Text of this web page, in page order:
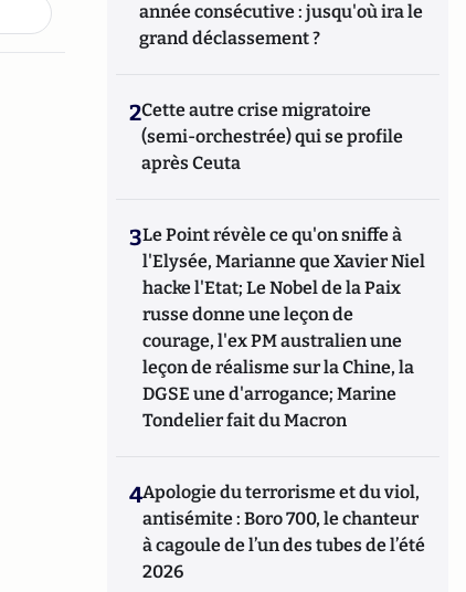
année consécutive : jusqu'où ira le
grand déclassement ?
2Cette autre crise migratoire
(semi-orchestrée) qui se profile
après Ceuta
3Le Point révèle ce qu'on sniffe à
l'Elysée, Marianne que Xavier Niel
hacke l'Etat; Le Nobel de la Paix
russe donne une leçon de
courage, l'ex PM australien une
leçon de réalisme sur la Chine, la
DGSE une d'arrogance; Marine
Tondelier fait du Macron
4Apologie du terrorisme et du viol,
antisémite : Boro 700, le chanteur
à cagoule de l’un des tubes de l’été
2026